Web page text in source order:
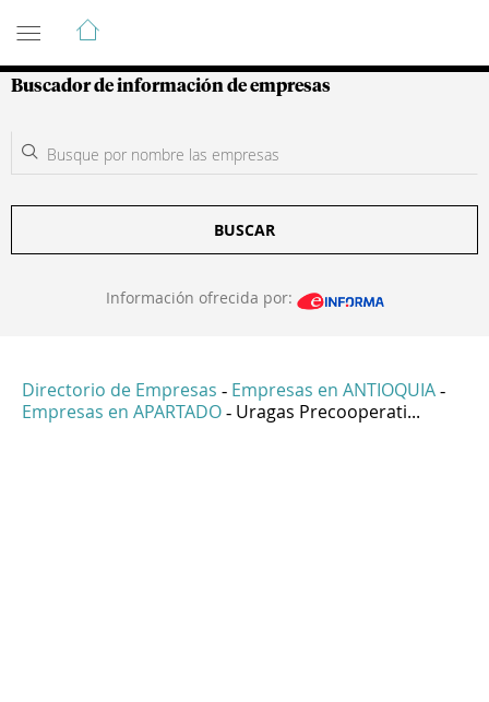
Guía de Empresas Colombianas
Buscador de información de empresas
BUSCAR
Información ofrecida por:
Directorio de Empresas - Empresas en ANTIOQUIA -
Empresas en APARTADO - Uragas Precooperati...